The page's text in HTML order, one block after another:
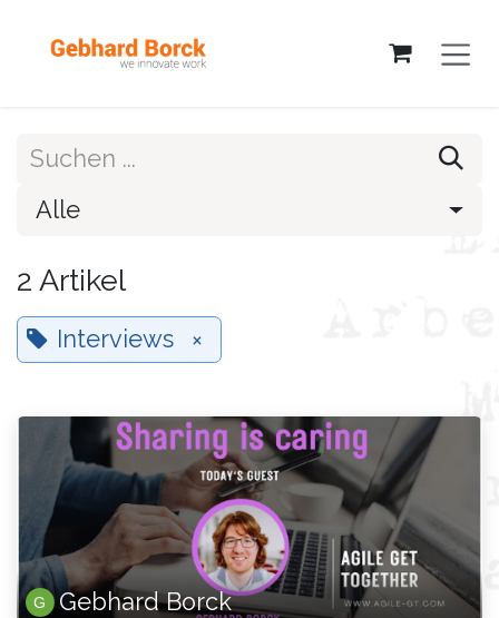
Alle
2 Artikel
Interviews ×
Gebhard Borck